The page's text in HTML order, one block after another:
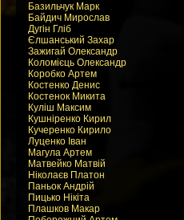
Базильчук Марк
Байдич Мирослав
Дугін Гліб
Єлшанський Захар
Зажигай Олександр
Коломієць Олександр
Коробко Артем
Костенко Денис
Костенок Микита
Куліш Максим
Кушніренко Кирил
Кучеренко Кирило
Луценко Іван
Магула Артем
Матвейко Матвій
Ніколаєв Платон
Паньок Андрій
Пицько Нікіта
Плашков Макар